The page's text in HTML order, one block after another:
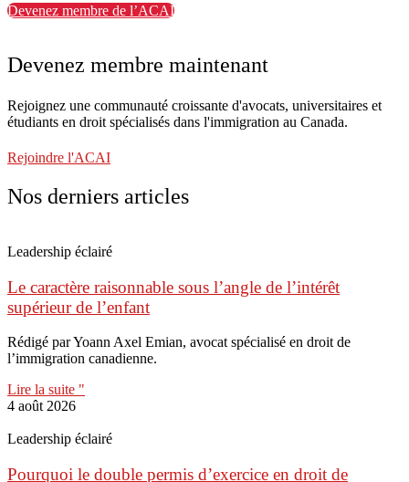
Devenez membre de l’ACAI
Devenez membre maintenant
Rejoignez une communauté croissante d'avocats, universitaires et
étudiants en droit spécialisés dans l'immigration au Canada.
Rejoindre l'ACAI
Nos derniers articles
Leadership éclairé
Le caractère raisonnable sous l’angle de l’intérêt
supérieur de l’enfant
Rédigé par Yoann Axel Emian, avocat spécialisé en droit de
l’immigration canadienne.
Lire la suite "
4 août 2026
Leadership éclairé
Pourquoi le double permis d’exercice en droit de